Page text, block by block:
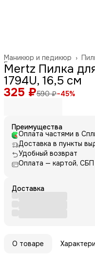
Маникюр и педикюр ›
Главная ›
Mertz Пилка
1794U, 16,5 см
325 ₽590 ₽−45%
Преимущества
Оплата частями в
Доставка в пункты
Удобный возврат
Оплата — картой, СБП
Доставка
О товаре